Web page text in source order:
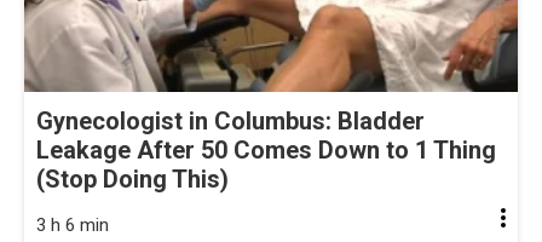
Gynecologist in Columbus: Bladder
Leakage After 50 Comes Down to 1 Thing
(Stop Doing This)
3 h 6 min